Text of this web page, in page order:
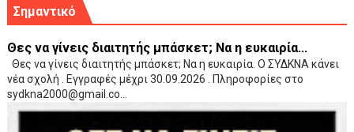
Σημαντικό
Θες να γίνεις διαιτητής μπάσκετ; Να η ευκαιρία...
Θες να γίνεις διαιτητής μπάσκετ; Να η ευκαιρία. Ο ΣΥΔΚΝΑ κάνει
νέα σχολή . Εγγραφές μέχρι 30.09.2026 . Πληροφορίες στο
sydkna2000@gmail.co...